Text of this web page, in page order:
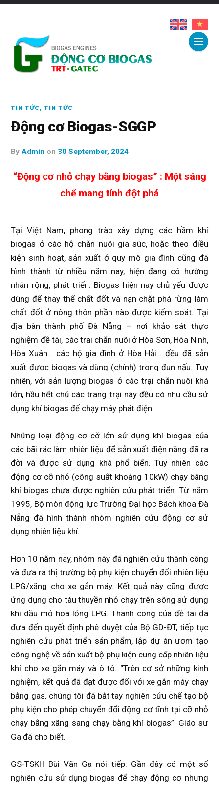
TIN TỨC,TIN TỨC
Động cơ Biogas-SGGP
byAdmin on 30 September, 2024
“Động cơ nhỏ chạy bằng biogas” : Một sáng
chế mang tính đột phá
Tại Việt Nam, phong trào xây dựng các hầm khí
biogas ở các hộ chăn nuôi gia súc, hoặc theo điều
kiện sinh hoạt, sản xuất ở quy mô gia đình cũng đã
hình thành từ nhiều năm nay, hiện đang có hướng
nhân rộng, phát triển. Biogas hiện nay chủ yếu được
dùng để thay thế chất đốt và nạn chặt phá rừng làm
chất đốt ở nông thôn phần nào được kiểm soát. Tại
địa bàn thành phố Đà Nẵng – nơi khảo sát thực
nghiệm đề tài, các trại chăn nuôi ở Hòa Sơn, Hòa Ninh,
Hòa Xuân… các hộ gia đình ở Hòa Hải… đều đã sản
xuất được biogas và dùng (chính) trong đun nấu. Tuy
nhiên, với sản lượng biogas ở các trại chăn nuôi khá
lớn, hầu hết chủ các trang trại này đều có nhu cầu sử
dụng khí biogas để chạy máy phát điện.
Những loại động cơ cỡ lớn sử dụng khí biogas của
các bãi rác làm nhiên liệu để sản xuất điện năng đã ra
đời và được sử dụng khá phổ biến. Tuy nhiên các
động cơ cỡ nhỏ (công suất khoảng 10kW) chạy bằng
khí biogas chưa được nghiên cứu phát triển. Từ năm
1995, Bộ môn động lực Trường Đại học Bách khoa Đà
Nẵng đã hình thành nhóm nghiên cứu động cơ sử
dụng nhiên liệu khí.
Hơn 10 năm nay, nhóm này đã nghiên cứu thành công
và đưa ra thị trường bộ phụ kiện chuyển đổi nhiên liệu
LPG/xăng cho xe gắn máy. Kết quả này cũng được
ứng dụng cho tàu thuyền nhỏ chạy trên sông sử dụng
khí dầu mỏ hóa lỏng LPG. Thành công của đề tài đã
đưa đến quyết định phê duyệt của Bộ GD-ĐT, tiếp tục
nghiên cứu phát triển sản phẩm, lập dự án ươm tạo
công nghệ về sản xuất bộ phụ kiện cung cấp nhiên liệu
khí cho xe gắn máy và ô tô. “Trên cơ sở những kinh
nghiệm, kết quả đã đạt được đối với xe gắn máy chạy
bằng gas, chúng tôi đã bắt tay nghiên cứu chế tạo bộ
phụ kiện cho phép chuyển đổi động cơ tĩnh tại cỡ nhỏ
chạy bằng xăng sang chạy bằng khí biogas”. Giáo sư
Ga đã cho biết.
GS-TSKH Bùi Văn Ga nói tiếp: Gần đây có một số
nghiên cứu sử dụng biogas để chạy động cơ nhưng